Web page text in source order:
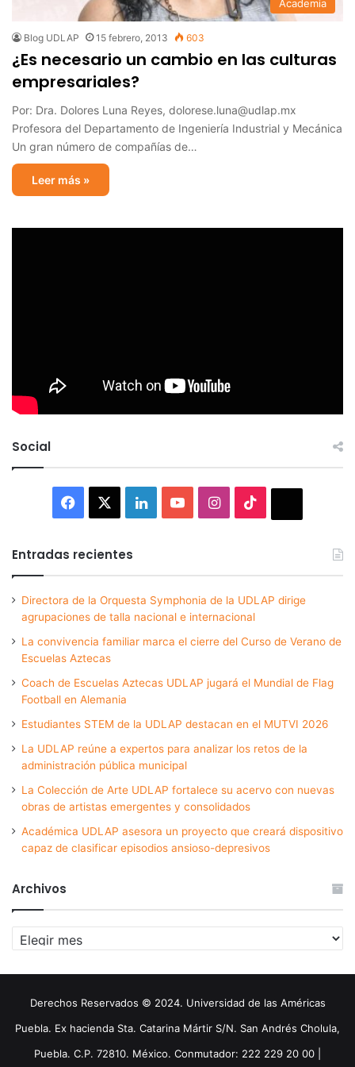
Academia
Blog UDLAP 15 febrero, 2013 603
¿Es necesario un cambio en las culturas
empresariales?
Por: Dra. Dolores Luna Reyes, dolorese.luna@udlap.mx
Profesora del Departamento de Ingeniería Industrial y Mecánica
Un gran número de compañías de…
Leer más »
Social
Facebook LinkedInYouTubeInstagram
Entradas recientes
Directora de la Orquesta Symphonia de la UDLAP dirige
agrupaciones de talla nacional e internacional
La convivencia familiar marca el cierre del Curso de Verano de
Escuelas Aztecas
Coach de Escuelas Aztecas UDLAP jugará el Mundial de Flag
Football en Alemania
Estudiantes STEM de la UDLAP destacan en el MUTVI 2026
La UDLAP reúne a expertos para analizar los retos de la
administración pública municipal
La Colección de Arte UDLAP fortalece su acervo con nuevas
obras de artistas emergentes y consolidados
Académica UDLAP asesora un proyecto que creará dispositivo
capaz de clasificar episodios ansioso-depresivos
Archivos
Archivos
Derechos Reservados © 2024. Universidad de las Américas
Puebla. Ex hacienda Sta. Catarina Mártir S/N. San Andrés Cholula,
Puebla. C.P. 72810. México. Conmutador: 222 229 20 00 |